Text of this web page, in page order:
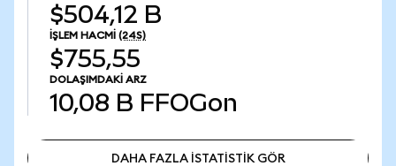
$504,12 B
İŞLEM HACMI (24S)
$755,55
DOLAŞIMDAKI ARZ
10,08 B FFOGon
DAHA FAZLA İSTATİSTİK GÖR